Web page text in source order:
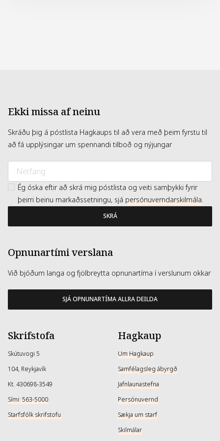
Ekki missa af neinu
Skráðu þig á póstlista Hagkaups til að vera með þeim fyrstu til
að fá upplýsingar um spennandi tilboð og nýjungar
Ég óska eftir að skrá mig póstlista og veiti samþykki fyrir
þeirri beinu markaðssetningu, sjá persónuverndarskilmála.
SKRÁ
Opnunartími verslana
Við bjóðum langa og fjölbreytta opnunartíma í verslunum okkar
SJÁ OPNUNARTÍMA ALLRA DEILDA
Skrifstofa
Skútuvogi 5
104, Reykjavík
Kt. 430698-3549
Sími: 563-5000
Starfsfólk skrifstofu
Hagkaup
Um Hagkaup
Samfélagsleg ábyrgð
Jafnlaunastefna
Persónuvernd
Sækja um starf
Skilmálar